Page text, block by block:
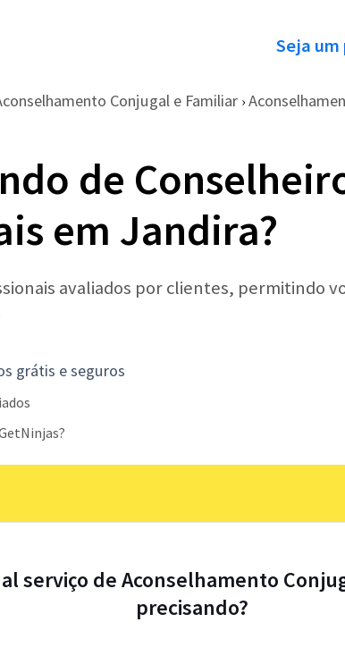
Seja
Conjugal e Familiar ›
de
em Jandira?
avaliados por clientes, permitindo
grátis e seguros
serviço de Aconselhamento
precisando?